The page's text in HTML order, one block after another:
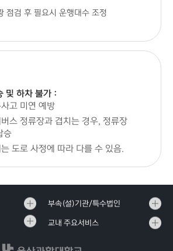
점검 후 필요시 운행대수 조정
및 하차 불가 :
고 미연 예방
스 정류장과 겹치는 경우, 정류장
승
도로 사정에 따라 다를 수 있음.
부속(설)기관/특수법인
교내 주요서비스